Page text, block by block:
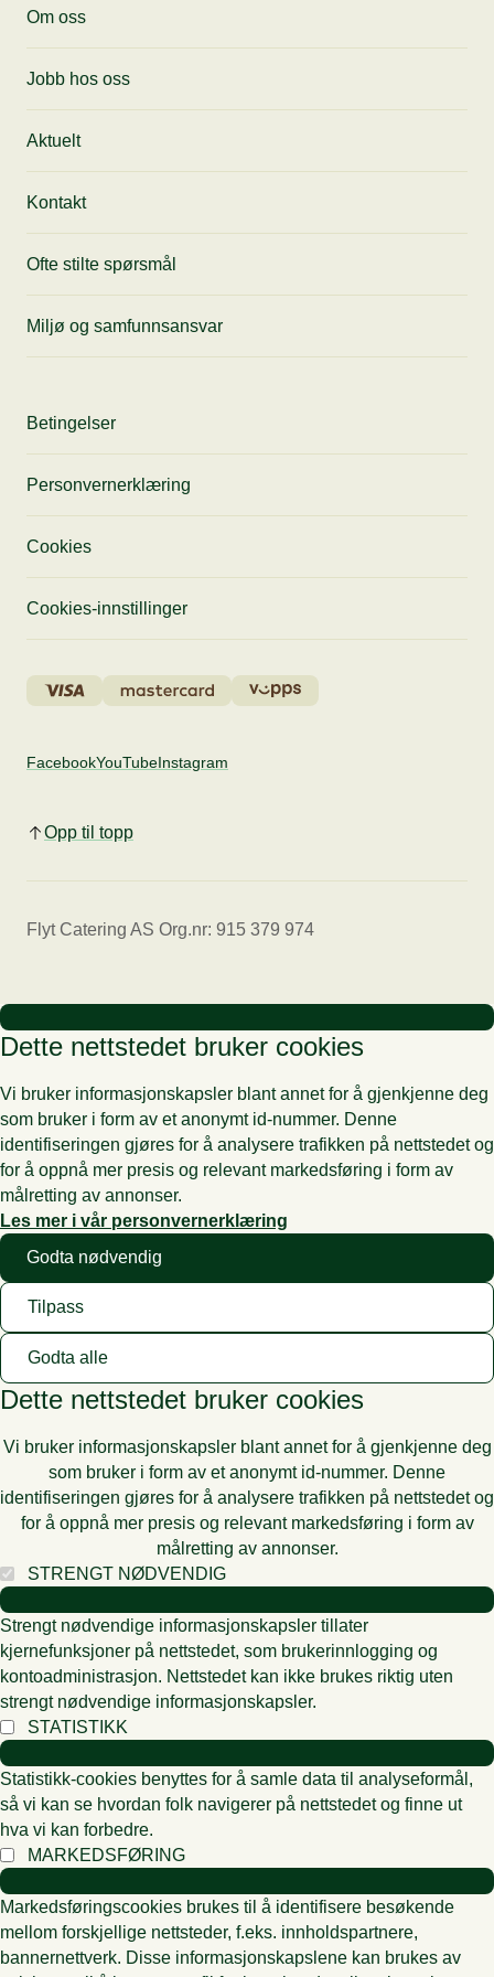
Motta siste nytt, få tips til anledninger og
Om oss
Jobb hos oss
Aktuelt
Kontakt
Ofte stilte spørsmål
Miljø og samfunnsansvar
Betingelser
Personvernerklæring
Cookies
Cookies-innstillinger
FacebookYouTubeInstagram
Opp til topp
Flyt Catering AS Org.nr: 915 379 974
Dette nettstedet bruker cookies
Vi bruker informasjonskapsler blant annet for å gjenkjenne deg
som bruker i form av et anonymt id-nummer. Denne
identifiseringen gjøres for å analysere trafikken på nettstedet og
for å oppnå mer presis og relevant markedsføring i form av
målretting av annonser.
Les mer i vår personvernerklæring
Godta nødvendig
Tilpass
Godta alle
Dette nettstedet bruker cookies
Vi bruker informasjonskapsler blant annet for å gjenkjenne deg
som bruker i form av et anonymt id-nummer. Denne
identifiseringen gjøres for å analysere trafikken på nettstedet og
for å oppnå mer presis og relevant markedsføring i form av
målretting av annonser.
STRENGT NØDVENDIG
Strengt nødvendige informasjonskapsler tillater
kjernefunksjoner på nettstedet, som brukerinnlogging og
kontoadministrasjon. Nettstedet kan ikke brukes riktig uten
strengt nødvendige informasjonskapsler.
STATISTIKK
Statistikk-cookies benyttes for å samle data til analyseformål,
så vi kan se hvordan folk navigerer på nettstedet og finne ut
hva vi kan forbedre.
MARKEDSFØRING
Markedsføringscookies brukes til å identifisere besøkende
mellom forskjellige nettsteder, f.eks. innholdspartnere,
bannernettverk. Disse informasjonskapslene kan brukes av